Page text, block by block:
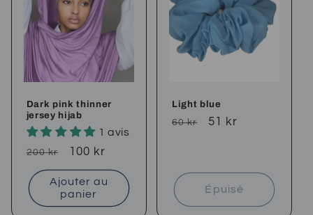
Dark pink thinner
jersey hijab
1 avis
Prix
habituel
200 kr
Prix
soldé
100 kr
Ajouter au
panier
Light blue
Prix
60 kr
Prix
51 kr
Épuisé